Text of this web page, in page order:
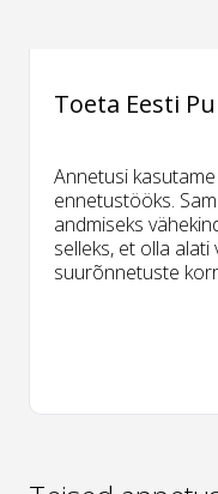
Toeta Eesti
Annetusi
ennetustööks.
andmiseks
selleks, et olla alati
suurõnnetuste